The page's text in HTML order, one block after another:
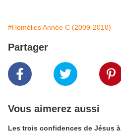
#Homélies Année C (2009-2010)
Partager
Vous aimerez aussi
Les trois confidences de Jésus à